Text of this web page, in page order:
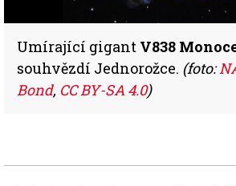
Umírající gigant V838
souhvězdí Jednorožce. (foto:
Bond, CC BY-SA 4.0)